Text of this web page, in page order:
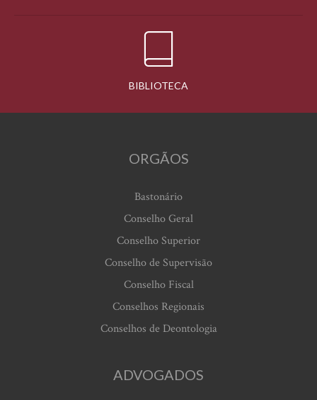
BIBLIOTECA
ORGÃOS
Bastonário
Conselho Geral
Conselho Superior
Conselho de Supervisão
Conselho Fiscal
Conselhos Regionais
Conselhos de Deontologia
ADVOGADOS